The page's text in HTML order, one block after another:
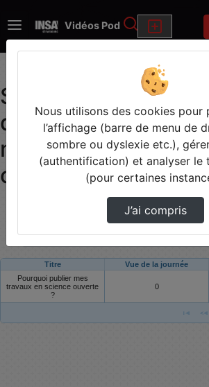
Vidéos Pod Rechercher
Statistiques de
de la vidéo
mes travaux en
ouverte ?
Modifier la période de
Titre Vue de la journée
Pourquoi publier mes
travaux en science ouverte
?
0
Nous utilisons des cookies pour
l’affichage (barre de menu de
sombre ou dyslexie etc.),
(authentification) et analyser le
(pour certaines
J’ai compris